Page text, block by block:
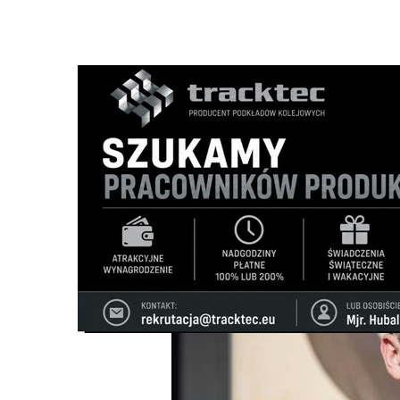
Ścieżka
nawigacyjna
Strona główna Wiadomości /Wiadomości z regionu
WIADOMOŚCI Z REGIONU 08/05/2026
Suwalczanin dowódcą Wojsk Obrony